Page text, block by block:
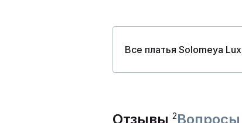
Все платья Solomeya Lux
Отзывы 2Вопросы